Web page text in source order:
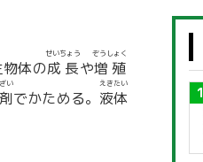
体の成長
せいちょう
や増殖
ぞうしょく
い
でかためる。 液体
えきたい